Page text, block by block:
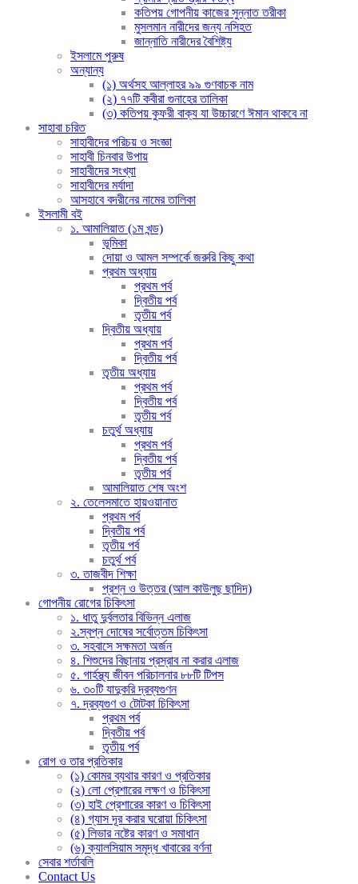
কতিপয় গোপনীয় কাজের সুন্নাত তরীকা
মুসলমান নারীদের জন্য নসিহত
জান্নাতি নারীদের বৈশিষ্ট্য
ইসলামে পুরুষ
অন্যান্য
(১) অর্থসহ আল্লাহর ৯৯ গুণবাচক নাম
(২) ৭৭টি কবীরা গুনাহের তালিকা
(৩) কতিপয় কুফরী বাক্য যা উচ্চারণে ঈমান থাকবে না
সাহাবা চরিত
সাহাবীদের পরিচয় ও সংজ্ঞা
সাহাবী চিনবার উপায়
সাহাবীদের সংখ্যা
সাহাবীদের মর্যাদা
আসহাবে বদরীনের নামের তালিকা
ইসলামী বই
১. আমালিয়াত (১ম খন্ড)
ভূমিকা
দোয়া ও আমল সম্পর্কে জরুরি কিছু কথা
প্রথম অধ্যায়
প্রথম পর্ব
দ্বিতীয় পর্ব
তৃতীয় পর্ব
দ্বিতীয় অধ্যায়
প্রথম পর্ব
দ্বিতীয় পর্ব
তৃতীয় অধ্যায়
প্রথম পর্ব
দ্বিতীয় পর্ব
তৃতীয় পর্ব
চতুর্থ অধ্যায়
প্রথম পর্ব
দ্বিতীয় পর্ব
তৃতীয় পর্ব
আমালিয়াত শেষ অংশ
২. তেলেসমাতে হায়ওয়ানাত
প্রথম পর্ব
দ্বিতীয় পর্ব
তৃতীয় পর্ব
চতুর্থ পর্ব
৩. তাজবীদ শিক্ষা
প্রশ্ন ও উত্তর (আল কাউলুছ ছাদিদ)
গোপনীয় রোগের চিকিৎসা
১. ধাতু দুর্বলতার বিভিন্ন এলাজ
২.স্বপ্ন দোষের সর্বোত্তম চিকিৎসা
৩. সহবাসে সক্ষমতা অর্জন
৪. শিশুদের বিছানায় প্রস্রাব না করার এলাজ
৫. গার্হস্থ্য জীবন পরিচালনার ৮৮টি টিপস
৬. ৩০টি যাদুকরি দ্রব্যগুণন
৭. দ্রব্যগুণ ও টোটকা চিকিৎসা
প্রথম পর্ব
দ্বিতীয় পর্ব
তৃতীয় পর্ব
রোগ ও তার প্রতিকার
(১) কোমর ব্যথার কারণ ও প্রতিকার
(২) লো প্রেশারের লক্ষণ ও চিকিৎসা
(৩) হাই প্রেশারের কারণ ও চিকিৎসা
(৪) গ্যাস দূর করার ঘরোয়া চিকিৎসা
(৫) লিভার নষ্টের কারণ ও সমাধান
(৬) ক্যালসিয়াম সমৃদ্ধ খাবারের বর্ণনা
সেবার শর্তাবলি
Contact Us